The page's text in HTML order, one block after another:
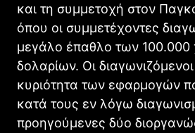
και τη συμμετοχή στον
όπου οι συμμετέχοντες
μεγάλο έπαθλο των 100.000
δολαρίων. Οι
κυριότητα των εφαρμογών
κατά τους εν λόγω
προηγούμενες δύο